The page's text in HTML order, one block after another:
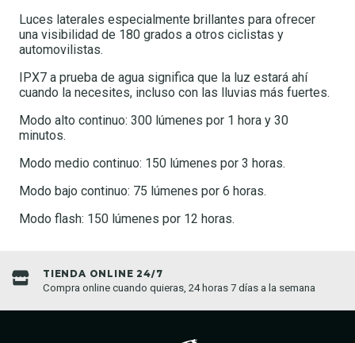
Luces laterales especialmente brillantes para ofrecer
una visibilidad de 180 grados a otros ciclistas y
automovilistas.
IPX7 a prueba de agua significa que la luz estará ahí
cuando la necesites, incluso con las lluvias más fuertes.
Modo alto continuo: 300 lúmenes por 1 hora y 30
minutos.
Modo medio continuo: 150 lúmenes por 3 horas.
Modo bajo continuo: 75 lúmenes por 6 horas.
Modo flash: 150 lúmenes por 12 horas.
24 horas 7 días a la semana Enviamos a todo Chile